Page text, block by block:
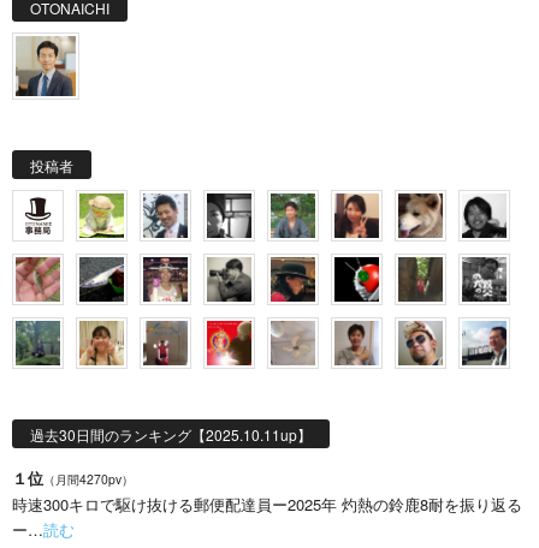
OTONAICHI
投稿者
過去30日間のランキング【2025.10.11up】
１位 （月間4270pv）
時速300キロで駆け抜ける郵便配達員ー2025年 灼熱の鈴鹿8耐を振り返る
ー…読む